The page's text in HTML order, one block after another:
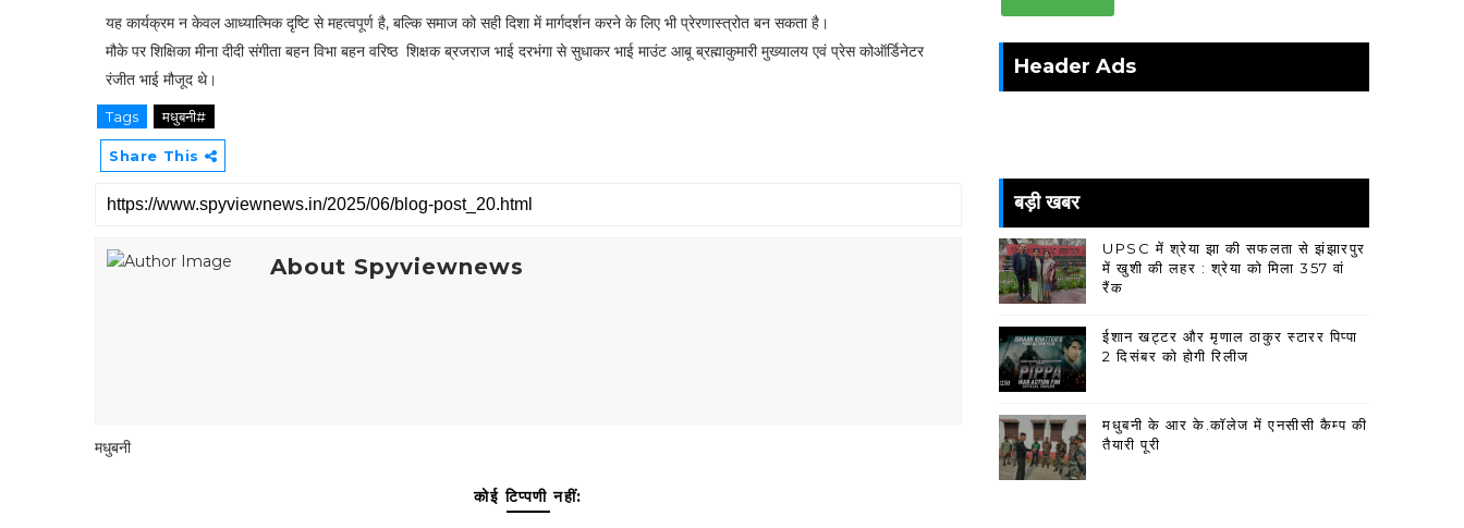
यह कार्यक्रम न केवल आध्यात्मिक दृष्टि से महत्वपूर्ण है, बल्कि समाज को सही दिशा में मार्गदर्शन करने के लिए भी प्रेरणास्त्रोत बन सकता है।
मौके पर शिक्षिका मीना दीदी संगीता बहन विभा बहन वरिष्ठ शिक्षक ब्रजराज भाई दरभंगा से सुधाकर भाई माउंट आबू ब्रह्माकुमारी मुख्यालय एवं प्रेस कोऑर्डिनेटर
रंजीत भाई मौजूद थे।
Tags मधुबनी#
Share This
About Spyviewnews
मधुबनी
कोई टिप्पणी नहीं:
Header Ads
बड़ी खबर
UPSC में श्रेया झा की सफलता से झंझारपुर
में खुशी की लहर : श्रेया को मिला 357 वां
रैंक
ईशान खट्टर और मृणाल ठाकुर स्टारर पिप्पा
2 दिसंबर को होगी रिलीज
मधुबनी के आर के.कॉलेज में एनसीसी कैम्प की
तैयारी पूरी